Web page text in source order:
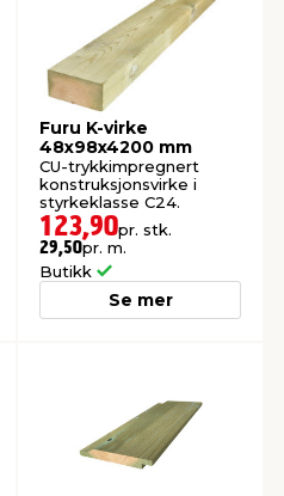
Furu K-virke
48x98x4200 mm
CU-trykkimpregnert
konstruksjonsvirke i
styrkeklasse C24.
123,90pr. stk.
29,50pr. m.
Butikk
Se mer